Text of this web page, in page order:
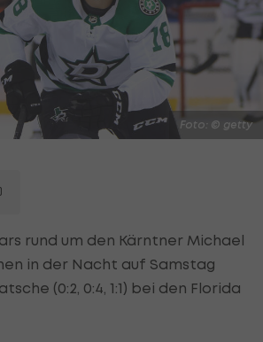
Foto: © getty
rund um den Kärntner Michael
in der Nacht auf Samstag
(0:2, 0:4, 1:1) bei den Florida